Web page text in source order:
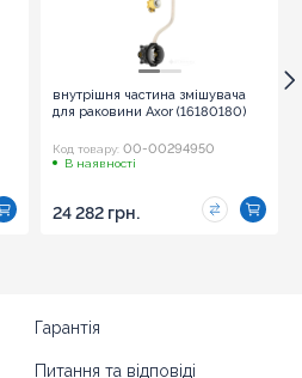
внутрішня частина змішувача
для раковини Axor (16180180)
Код товару: 00-00294950
В наявності
24 282 грн.
Гарантія
Питання та відповіді